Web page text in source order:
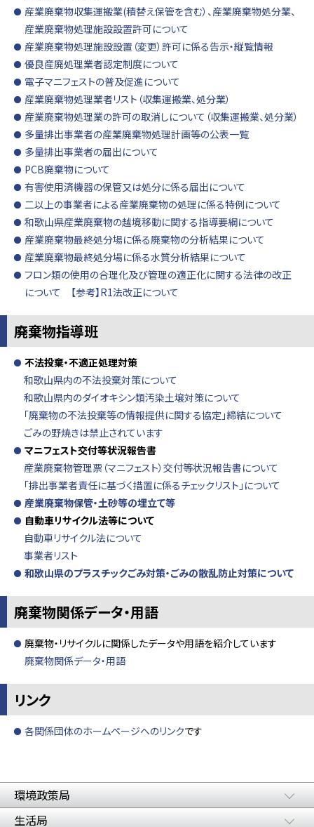
産業廃棄物収集運搬業(積替え保管を含む）、産業廃棄物処分業、
産業廃棄物処理施設設置許可について
産業廃棄物処理施設設置（変更）許可に係る告示・縦覧情報
優良産廃処理業者認定制度について
電子マニフェストの普及促進について
産業廃棄物処理業者リスト（収集運搬業、処分業）
産業廃棄物処理業の許可の取消しについて（収集運搬業、処分業）
多量排出事業者の産業廃棄物処理計画等の公表一覧
多量排出事業者の届出について
PCB廃棄物について
有害使用済機器の保管又は処分に係る届出について
二以上の事業者による産業廃棄物の処理に係る特例について
和歌山県産業廃棄物の越境移動に関する指導要綱について
産業廃棄物最終処分場に係る廃棄物の分析結果について
産業廃棄物最終処分場に係る水質分析結果について
フロン類の使用の合理化及び管理の適正化に関する法律の改正
について
【参考】R1法改正について
廃棄物指導班
不法投棄・不適正処理対策
和歌山県内の不法投棄対策について
和歌山県内のダイオキシン類汚染土壌対策について
「廃棄物の不法投棄等の情報提供に関する協定」締結について
ごみの野焼きは禁止されています
マニフェスト交付等状況報告書
産業廃棄物管理票（マニフェスト）交付等状況報告書について
「排出事業者責任に基づく措置に係るチェックリスト」について
産業廃棄物保管・土砂等の埋立て等
自動車リサイクル法等について
自動車リサイクル法について
事業者リスト
和歌山県のプラスチックごみ対策・ごみの散乱防止対策について
廃棄物関係データ・用語
廃棄物・リサイクルに関係したデータや用語を紹介しています
廃棄物関係データ・用語
リンク
各関係団体のホームページへのリンクです
環境政策局
生活局